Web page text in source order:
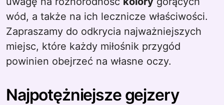
wód, a także na ich lecznicze właściwości.
Zapraszamy do odkrycia najważniejszych
miejsc, które każdy miłośnik przygód
powinien obejrzeć na własne oczy.
Najpotężniejsze gejzery